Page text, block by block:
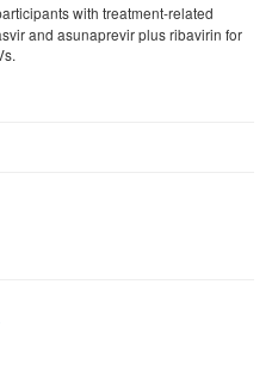
with treatment-related
and asunaprevir plus ribavirin for